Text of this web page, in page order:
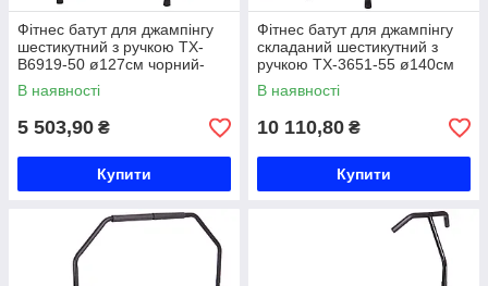
Фітнес батут для джампінгу
шестикутний з ручкою TX-
B6919-50 ø127см чорний-
помаранчевий Код TX-
B6919-50
В наявності
5 503,90 ₴
Купити
Фітнес батут для джампінгу
складаний шестикутний з
ручкою TX-3651-55 ø140см
чорний-салатовий Код TX-
3651-55
В наявності
10 110,80 ₴
Купити